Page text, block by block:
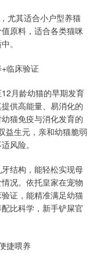
尤其适合小户型养猫
原料，适合各类猫咪
。
临床验证
月龄幼猫的早期发育
供高能量、易消化的
猫免疫与消化发育的
益生元，亲和幼猫脆弱
风险。
结构，能轻松实现母
况。依托皇家在宠物
证，能精准满足幼猫
比科学，新手铲屎官
捷喂养